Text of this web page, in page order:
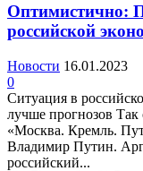
Оптимистично:
российской
Новости 16.01.2023
0
Ситуация в
лучше прогнозов Так
«Москва. Кремль.
Владимир Путин.
российский...